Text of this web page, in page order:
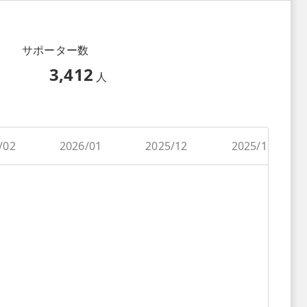
サポーター数
3,412 人
02 2026/01 2025/12 2025/11